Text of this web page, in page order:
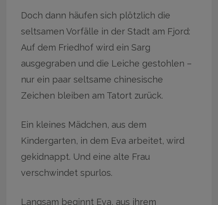
Doch dann häufen sich plötzlich die
seltsamen Vorfälle in der Stadt am Fjord:
Auf dem Friedhof wird ein Sarg
ausgegraben und die Leiche gestohlen –
nur ein paar seltsame chinesische
Zeichen bleiben am Tatort zurück.
Ein kleines Mädchen, aus dem
Kindergarten, in dem Eva arbeitet, wird
gekidnappt. Und eine alte Frau
verschwindet spurlos.
Langsam beginnt Eva, aus ihrem